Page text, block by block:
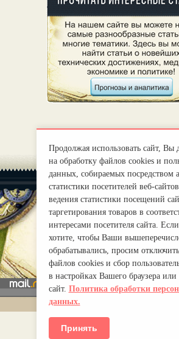
О нас
mirprognoz@mail.ru
Продолжая использовать сайт, Вы
на обработку файлов cookies и
данных, собираемых посредством
статистики посетителей веб-
ведения статистики посещений
таргетирования товаров в
интересами посетителя сайта.
хотите, чтобы Ваши
обрабатывались, просим
файлов cookies и сбор
в настройках Вашего браузера
сайт. Политика обработки
данных.
Принять